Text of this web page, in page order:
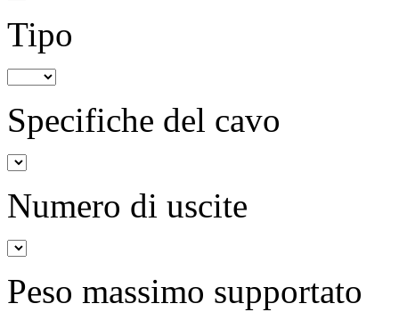
Tipo
Specifiche del cavo
Numero di uscite
Peso massimo supportato